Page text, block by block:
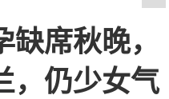
席秋晚，
，仍少女气